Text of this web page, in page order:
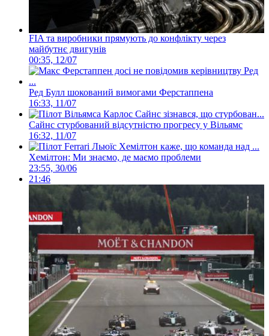
FIA та виробники прямують до конфлікту через
майбутнє двигунів
00:35, 12/07
Ред Булл шокований вимогами Ферстаппена
16:33, 11/07
Сайнс стурбований відсутністю прогресу у Вільямс
16:32, 11/07
Хемілтон: Ми знаємо, де маємо проблеми
23:55, 30/06
21:46